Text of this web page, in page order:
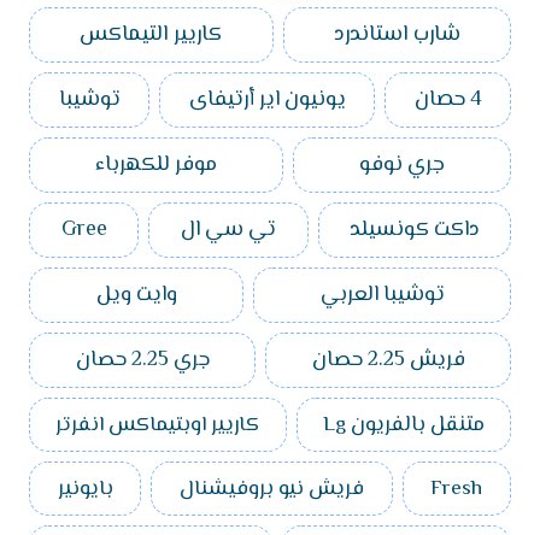
شارب استاندرد
كاريير التيماكس
4 حصان
يونيون اير أرتيفاى
توشيبا
جري نوفو
موفر للكهرباء
داكت كونسيلد
تي سي ال
Gree
توشيبا العربي
وايت ويل
فريش 2.25 حصان
جري 2.25 حصان
متنقل بالفريون Lg
كاريير اوبتيماكس انفرتر
Fresh
فريش نيو بروفيشنال
بايونير